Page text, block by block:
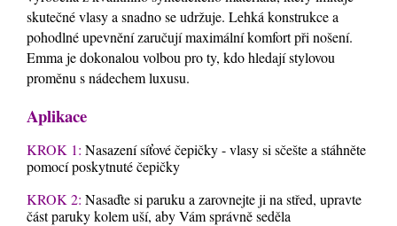
skutečné vlasy a snadno se udržuje. Lehká konstrukce a
pohodlné upevnění zaručují maximální komfort při nošení.
Emma je dokonalou volbou pro ty, kdo hledají stylovou
proměnu s nádechem luxusu.
Aplikace
KROK 1: Nasazení síťové čepičky - vlasy si sčešte a stáhněte
pomocí poskytnuté čepičky
KROK 2: Nasaďte si paruku a zarovnejte ji na střed, upravte
část paruky kolem uší, aby Vám správně seděla